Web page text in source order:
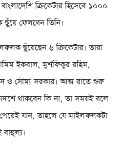
ক্রিকেটার হিসেবে ১০০০
ছুঁয়ে ফেলবেন তিনি।
ছুঁয়েছেন ৬ ক্রিকেটার। তারা
ইকবাল, মুশফিকুর রহিম,
ও সৌম্য সরকার। আজ রাতে শুরু
থাকবেন কি না, তা সময়ই বলে
যান, তাহলে যে মাইলফলকটা